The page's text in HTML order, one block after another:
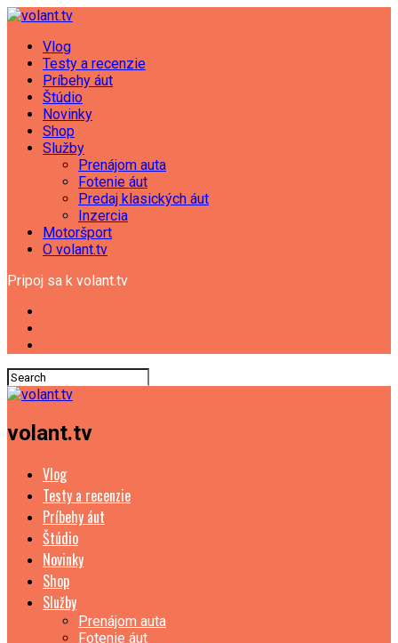
Vlog
Testy a recenzie
Príbehy áut
Štúdio
Novinky
Shop
Služby
Prenájom auta
Fotenie áut
Predaj klasických áut
Inzercia
Motoršport
O volant.tv
Pripoj sa k volant.tv
volant.tv
Vlog
Testy a recenzie
Príbehy áut
Štúdio
Novinky
Shop
Služby
Prenájom auta
Fotenie áut